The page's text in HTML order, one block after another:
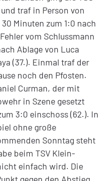
traf in Person von
Minuten zum 1:0 nach
vom Schlussmann
Ablage von Luca
(37.). Einmal traf der
noch den Pfosten.
Curman, der mit
in Szene gesetzt
3:0 einschoss (62.). In
ohne große
Sonntag steht
beim TSV Klein-
einfach wird. Die